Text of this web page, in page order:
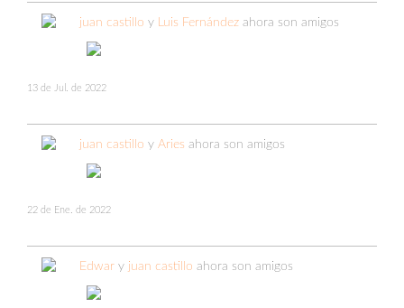
juan castillo y Luis Fernández ahora son amigos
13 de Jul. de 2022
juan castillo y Aries ahora son amigos
22 de Ene. de 2022
Edwar y juan castillo ahora son amigos